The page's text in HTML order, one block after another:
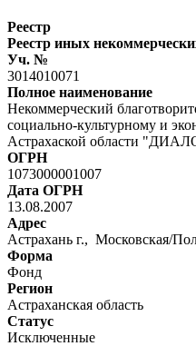
Реестр
Реестр иных
Уч. №
3014010071
Полное наименование
Некоммерческий
социально-культурному и
Астрахаской области
ОГРН
1073000001007
Дата ОГРН
13.08.2007
Адрес
Астрахань г., Московская/
Форма
Фонд
Регион
Астраханская область
Статус
Исключенные